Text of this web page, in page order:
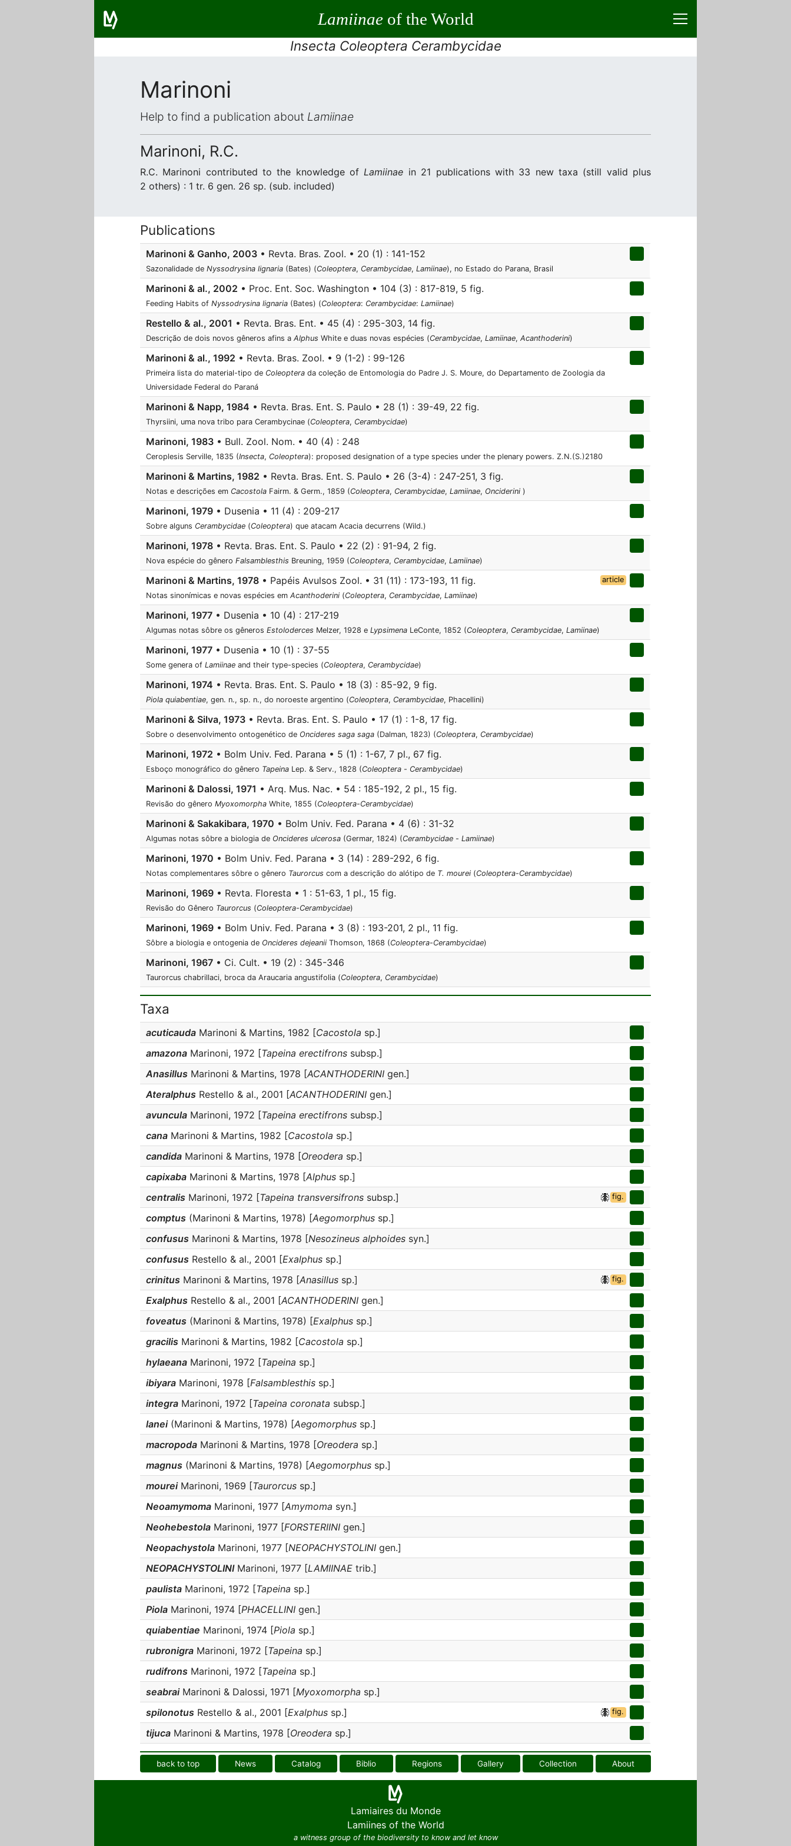
Lamiinaeof the World
Insecta Coleoptera Cerambycidae
Marinoni
Help to find a publication about Lamiinae
Marinoni, R.C.
R.C. Marinoni contributed to the knowledge ofLamiinae in 21 publications with 33 new taxa (still valid plus
2 others) : 1 tr. 6 gen. 26 sp. (sub. included)
Publications
Marinoni & Ganho, 2003 • Revta. Bras. Zool. • 20 (1) : 141-152
Sazonalidade de Nyssodrysina lignaria (Bates) (Coleoptera, Cerambycidae, Lamiinae), no Estado do Parana, Brasil
Marinoni & al., 2002 • Proc. Ent. Soc. Washington • 104 (3) : 817-819, 5 fig.
Feeding Habits of Nyssodrysina lignaria (Bates) (Coleoptera: Cerambycidae: Lamiinae)
Restello & al., 2001 • Revta. Bras. Ent. • 45 (4) : 295-303, 14 fig.
Descrição de dois novos gêneros afins a Alphus White e duas novas espécies (Cerambycidae, Lamiinae, Acanthoderini)
Marinoni & al., 1992 • Revta. Bras. Zool. • 9 (1-2) : 99-126
Primeira lista do material-tipo de Coleoptera da coleção de Entomologia do Padre J. S. Moure, do Departamento de Zoologia da
Universidade Federal do Paraná
Marinoni & Napp, 1984 • Revta. Bras. Ent. S. Paulo • 28 (1) : 39-49, 22 fig.
Thyrsiini, uma nova tribo para Cerambycinae (Coleoptera, Cerambycidae)
Marinoni, 1983 • Bull. Zool. Nom. • 40 (4) : 248
Ceroplesis Serville, 1835 (Insecta, Coleoptera): proposed designation of a type species under the plenary powers. Z.N.(S.)2180
Marinoni & Martins, 1982 • Revta. Bras. Ent. S. Paulo • 26 (3-4) : 247-251, 3 fig.
Notas e descrições em Cacostola Fairm. & Germ., 1859 (Coleoptera, Cerambycidae, Lamiinae, Onciderini )
Marinoni, 1979 • Dusenia • 11 (4) : 209-217
Sobre alguns Cerambycidae (Coleoptera) que atacam Acacia decurrens (Wild.)
Marinoni, 1978 • Revta. Bras. Ent. S. Paulo • 22 (2) : 91-94, 2 fig.
Nova espécie do gênero Falsamblesthis Breuning, 1959 (Coleoptera, Cerambycidae, Lamiinae)
Marinoni & Martins, 1978 • Papéis Avulsos Zool. • 31 (11) : 173-193, 11 fig.
Notas sinonímicas e novas espécies em Acanthoderini (Coleoptera, Cerambycidae, Lamiinae)
article
Marinoni, 1977 • Dusenia • 10 (4) : 217-219
Algumas notas sôbre os gêneros Estoloderces Melzer, 1928 e Lypsimena LeConte, 1852 (Coleoptera, Cerambycidae, Lamiinae)
Marinoni, 1977 • Dusenia • 10 (1) : 37-55
Some genera of Lamiinae and their type-species (Coleoptera, Cerambycidae)
Marinoni, 1974 • Revta. Bras. Ent. S. Paulo • 18 (3) : 85-92, 9 fig.
Piola quiabentiae, gen. n., sp. n., do noroeste argentino (Coleoptera, Cerambycidae, Phacellini)
Marinoni & Silva, 1973 • Revta. Bras. Ent. S. Paulo • 17 (1) : 1-8, 17 fig.
Sobre o desenvolvimento ontogenético de Oncideres saga saga (Dalman, 1823) (Coleoptera, Cerambycidae)
Marinoni, 1972 • Bolm Univ. Fed. Parana • 5 (1) : 1-67, 7 pl., 67 fig.
Esboço monográfico do gênero Tapeina Lep. & Serv., 1828 (Coleoptera - Cerambycidae)
Marinoni & Dalossi, 1971 • Arq. Mus. Nac. • 54 : 185-192, 2 pl., 15 fig.
Revisão do gênero Myoxomorpha White, 1855 (Coleoptera-Cerambycidae)
Marinoni & Sakakibara, 1970 • Bolm Univ. Fed. Parana • 4 (6) : 31-32
Algumas notas sôbre a biologia de Oncideres ulcerosa (Germar, 1824) (Cerambycidae - Lamiinae)
Marinoni, 1970 • Bolm Univ. Fed. Parana • 3 (14) : 289-292, 6 fig.
Notas complementares sôbre o gênero Taurorcus com a descrição do alótipo de T. mourei (Coleoptera-Cerambycidae)
Marinoni, 1969 • Revta. Floresta • 1 : 51-63, 1 pl., 15 fig.
Revisão do Gênero Taurorcus (Coleoptera-Cerambycidae)
Marinoni, 1969 • Bolm Univ. Fed. Parana • 3 (8) : 193-201, 2 pl., 11 fig.
Sôbre a biologia e ontogenia de Oncideres dejeanii Thomson, 1868 (Coleoptera-Cerambycidae)
Marinoni, 1967 • Ci. Cult. • 19 (2) : 345-346
Taurorcus chabrillaci, broca da Araucaria angustifolia (Coleoptera, Cerambycidae)
Taxa
acuticauda Marinoni & Martins, 1982 [Cacostola sp.]
amazona Marinoni, 1972 [Tapeina erectifrons subsp.]
Anasillus Marinoni & Martins, 1978 [ACANTHODERINI gen.]
Ateralphus Restello & al., 2001 [ACANTHODERINI gen.]
avuncula Marinoni, 1972 [Tapeina erectifrons subsp.]
cana Marinoni & Martins, 1982 [Cacostola sp.]
candida Marinoni & Martins, 1978 [Oreodera sp.]
capixaba Marinoni & Martins, 1978 [Alphus sp.]
centralis Marinoni, 1972 [Tapeina transversifrons subsp.] fig.
comptus (Marinoni & Martins, 1978) [Aegomorphus sp.]
confusus Marinoni & Martins, 1978 [Nesozineus alphoides syn.]
confusus Restello & al., 2001 [Exalphus sp.]
crinitus Marinoni & Martins, 1978 [Anasillus sp.] fig.
Exalphus Restello & al., 2001 [ACANTHODERINI gen.]
foveatus (Marinoni & Martins, 1978) [Exalphus sp.]
gracilis Marinoni & Martins, 1982 [Cacostola sp.]
hylaeana Marinoni, 1972 [Tapeina sp.]
ibiyara Marinoni, 1978 [Falsamblesthis sp.]
integra Marinoni, 1972 [Tapeina coronata subsp.]
lanei(Marinoni & Martins, 1978) [Aegomorphus sp.]
macropoda Marinoni & Martins, 1978 [Oreodera sp.]
magnus (Marinoni & Martins, 1978) [Aegomorphus sp.]
moureiMarinoni, 1969 [Taurorcus sp.]
Neoamymoma Marinoni, 1977 [Amymoma syn.]
Neohebestola Marinoni, 1977 [FORSTERIINI gen.]
Neopachystola Marinoni, 1977 [NEOPACHYSTOLINI gen.]
NEOPACHYSTOLINIMarinoni, 1977 [LAMIINAE trib.]
paulista Marinoni, 1972 [Tapeina sp.]
Piola Marinoni, 1974 [PHACELLINI gen.]
quiabentiae Marinoni, 1974 [Piola sp.]
rubronigra Marinoni, 1972 [Tapeina sp.]
rudifrons Marinoni, 1972 [Tapeina sp.]
seabraiMarinoni & Dalossi, 1971 [Myoxomorpha sp.]
spilonotus Restello & al., 2001 [Exalphus sp.] fig.
tijuca Marinoni & Martins, 1978 [Oreodera sp.]
back to top News Catalog Biblio Regions Gallery Collection About
Lamiaires du Monde
Lamiines of the World
a witness group of the biodiversity to know and let know